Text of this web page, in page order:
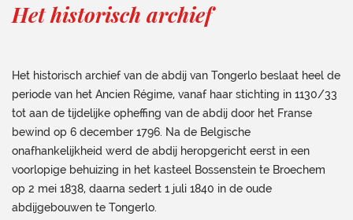
Het historisch archief
Het historisch archief van de abdij van Tongerlo beslaat heel de
periode van het Ancien Régime, vanaf haar stichting in 1130/33
tot aan de tijdelijke opheffing van de abdij door het Franse
bewind op 6 december 1796. Na de Belgische
onafhankelijkheid werd de abdij heropgericht eerst in een
voorlopige behuizing in het kasteel Bossenstein te Broechem
op 2 mei 1838, daarna sedert 1 juli 1840 in de oude
abdijgebouwen te Tongerlo.